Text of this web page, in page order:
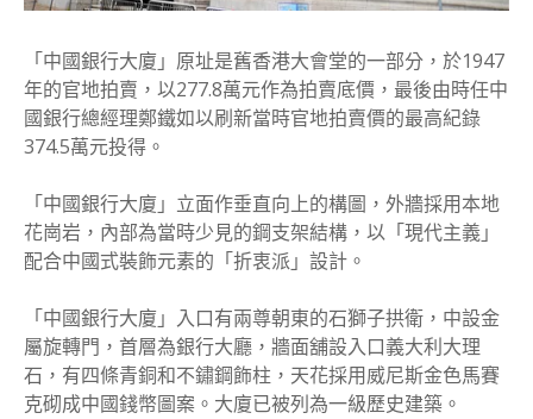
「中國銀行大廈」原址是舊香港大會堂的一部分，於1947
年的官地拍賣，以277.8萬元作為拍賣底價，最後由時任中
國銀行總經理鄭鐵如以刷新當時官地拍賣價的最高紀錄
374.5萬元投得。
「中國銀行大廈」立面作垂直向上的構圖，外牆採用本地
花崗岩，內部為當時少見的鋼支架結構，以「現代主義」
配合中國式裝飾元素的「折衷派」設計。
「中國銀行大廈」入口有兩尊朝東的石獅子拱衛，中設金
屬旋轉門，首層為銀行大廳，牆面舖設入口義大利大理
石，有四條青銅和不鏽鋼飾柱，天花採用威尼斯金色馬賽
克砌成中國錢幣圖案。大廈已被列為一級歷史建築。